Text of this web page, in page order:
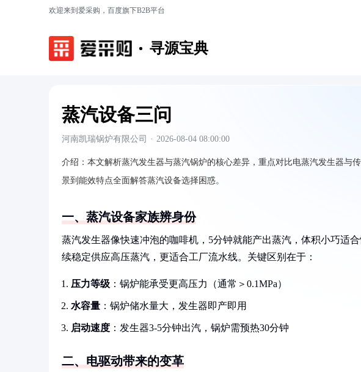
欢迎来到爱采购，百度旗下B2B平台
寻源宝典
蒸汽设备三问
河南凯瑞锅炉有限公司 · 2026-08-04 08:00:00
介绍： 本文解析蒸汽发生器与蒸汽锅炉的核心差异，重点对比电蒸汽发生器与
景到能效特点全面解答蒸汽设备选择困惑。
一、蒸汽设备家族辨身份
蒸汽发生器像快速冲泡的咖啡机，5分钟就能产出蒸汽，体积小巧适
续稳定供应高压蒸汽，更适合工厂流水线。关键区别在于：
压力等级 ：锅炉能承受更高压力（通常＞0.1MPa）
水容量 ：锅炉储水量大，发生器即产即用
启动速度 ：发生器3-5分钟出汽，锅炉需预热30分钟
二、电驱动带来的变革